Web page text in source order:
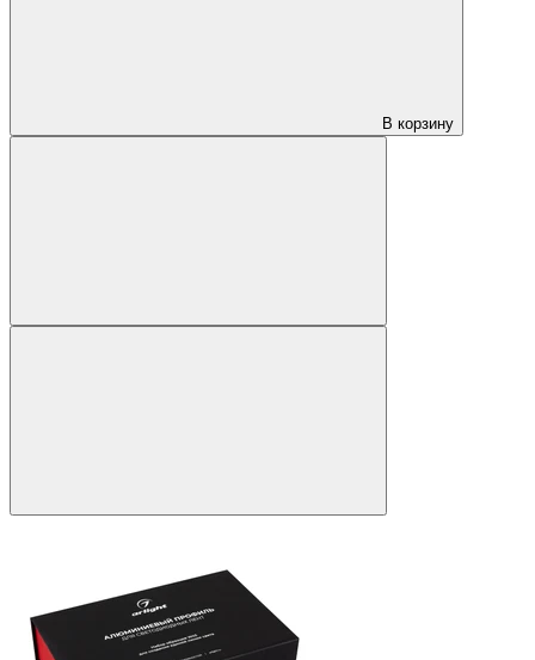
В корзину